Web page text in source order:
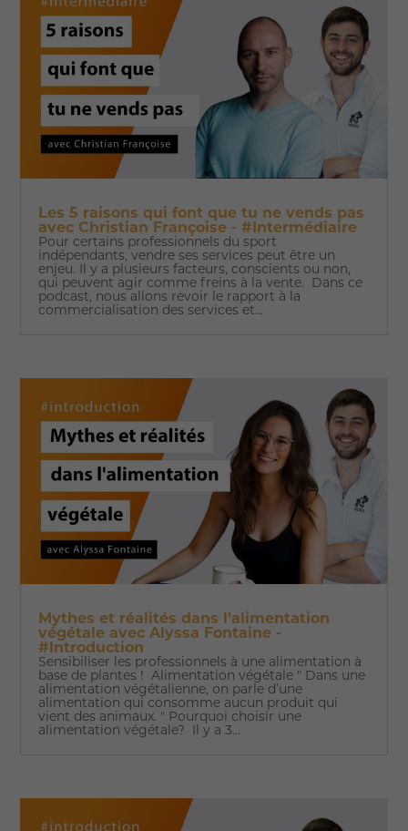
Les 5 raisons qui font que tu ne vends pas
avec Christian Françoise - #Intermédiaire
Pour certains professionnels du sport
indépendants, vendre ses services peut être un
enjeu. Il y a plusieurs facteurs, conscients ou non,
qui peuvent agir comme freins à la vente. Dans ce
podcast, nous allons revoir le rapport à la
commercialisation des services et...
Mythes et réalités dans l’alimentation
végétale avec Alyssa Fontaine -
#Introduction
Sensibiliser les professionnels à une alimentation à
base de plantes ! Alimentation végétale " Dans une
alimentation végétalienne, on parle d’une
alimentation qui consomme aucun produit qui
vient des animaux. " Pourquoi choisir une
alimentation végétale? Il y a 3...